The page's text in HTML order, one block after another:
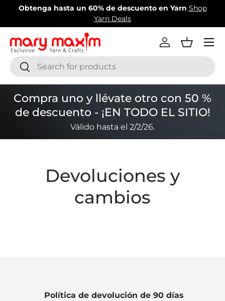
Obtenga hasta un 60% de descuento en Yarn Shop
Yarn Deals
BuscarBuscar
Iniciar sesión
Cesta
Menú
Compra uno y llévate otro con 50 %
de descuento - ¡EN TODO EL SITIO!
Válido hasta el 2/2/26.
Devoluciones y
cambios
Política de devolución de 90 días